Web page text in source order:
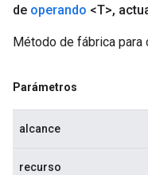
de operando <T>,
Método de fábrica para
Parámetros
alcance
recurso